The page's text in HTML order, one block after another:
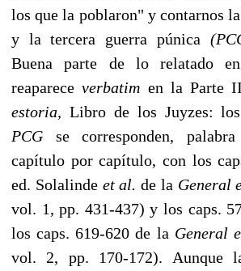
los que la poblaron" y contarnos
y la tercera guerra púnica
Buena parte de lo rela­tado
reapareceverbatim en la Parte
estoria, Libro de los Juyzes:
PCG se corresponden,
capítulo por capítulo, con los
ed. Solalinde et al.de la General
vol. 1, pp. 431-437) y los caps.
los caps. 619-620 de la General
vol. 2, pp. 170-172). Aunque